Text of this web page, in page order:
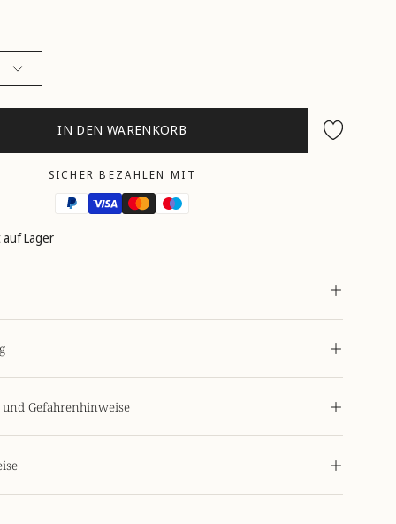
IN DEN WARENKORB Wunschliste
SICHER BEZAHLEN MIT
Lager
und Gefahrenhinweise